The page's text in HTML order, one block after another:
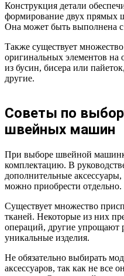
Конструкция детали
формирование двух прямых
Она может быть выполнена
Также существует
оригинальных элементов на
из бусин, бисера или
другие.
Советы по
швейных машин
При выборе швейной
комплектацию. В
дополнительные
можно приобрести отдельно.
Существует множество
тканей. Некоторые из них
операций, другие упрощают
уникальные изделия.
Не обязательно выбирать
аксессуаров, так как не все